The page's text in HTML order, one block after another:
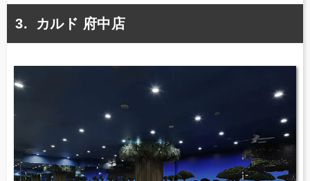
カルド 府中店